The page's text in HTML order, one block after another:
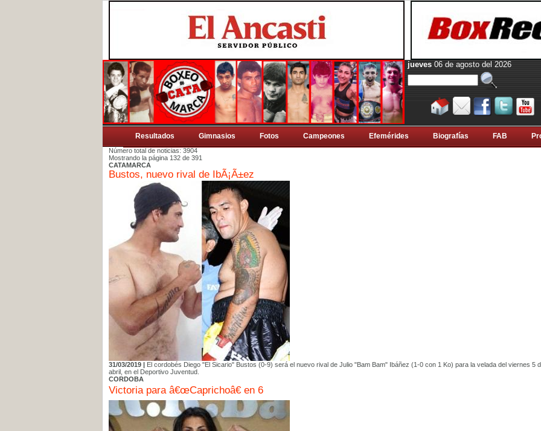
jueves 06 de agosto del 2026
Resultados Gimnasios Fotos Campeones Efemérides Biografí­as FAB
Número total de noticias: 3904
Mostrando la página 132 de 391
CATAMARCA
Bustos, nuevo rival de IbÃ¡Ã±ez
31/03/2019 | El cordobés Diego "El Sicario" Bustos (0-9) será el nuevo rival de Julio "Bam Bam" Ibáñez (1-0 con 1 Ko) para la velada del viernes 5
abril, en el Deportivo Juventud.
CORDOBA
Victoria para â€œCaprichoâ€ en 6